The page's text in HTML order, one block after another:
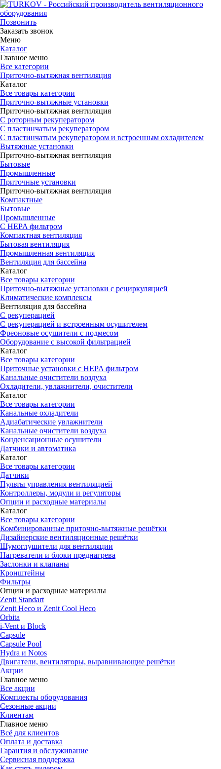
Позвонить
Заказать звонок
Меню
Каталог
Главное меню
Все категории
Приточно-вытяжная вентиляция
Каталог
Все товары категории
Приточно-вытяжные установки
Приточно-вытяжная вентиляция
С роторным рекуператором
С пластинчатым рекуператором
С пластинчатым рекуператором и встроенным охладителем
Вытяжные установки
Приточно-вытяжная вентиляция
Бытовые
Промышленные
Приточные установки
Приточно-вытяжная вентиляция
Компактные
Бытовые
Промышленные
С HEPA фильтром
Компактная вентиляция
Бытовая вентиляция
Промышленная вентиляция
Вентиляция для бассейна
Каталог
Все товары категории
Приточно-вытяжные установки с рециркуляцией
Климатические комплексы
Вентиляция для бассейна
С рекуперацией
С рекуперацией и встроенным осушителем
Фреоновые осушители с подмесом
Оборудование с высокой фильтрацией
Каталог
Все товары категории
Приточные установки c HEPA фильтром
Канальные очистители воздуха
Охладители, увлажнители, очистители
Каталог
Все товары категории
Канальные охладители
Адиабатические увлажнители
Канальные очистители воздуха
Конденсационные осушители
Датчики и автоматика
Каталог
Все товары категории
Датчики
Пульты управления вентиляцией
Контроллеры, модули и регуляторы
Опции и расходные материалы
Каталог
Все товары категории
Комбинированные приточно-вытяжные решётки
Дизайнерские вентиляционные решётки
Шумоглушители для вентиляции
Нагреватели и блоки преднагрева
Заслонки и клапаны
Кронштейны
Фильтры
Опции и расходные материалы
Zenit Standart
Zenit Heco и Zenit Cool Heco
Orbita
i-Vent и Block
Capsule
Capsule Pool
Hydra и Notos
Двигатели, вентиляторы, выравнивающие решётки
Акции
Главное меню
Все акции
Комплекты оборудования
Сезонные акции
Клиентам
Главное меню
Всё для клиентов
Оплата и доставка
Гарантия и обслуживание
Сервисная поддержка